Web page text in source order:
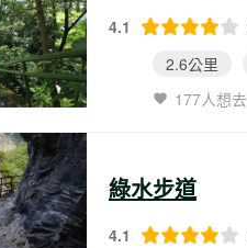
4.1
2.6公里
177人想去
綠水步道
4.1